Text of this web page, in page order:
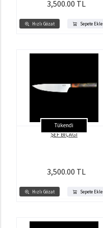
Hızlı Gözat Sepete Ekle
3,500.00 TL
Tükendi
Hızlı Gözat Sepete Ekle
ŞEF BIÇAĞI
3,500.00 TL